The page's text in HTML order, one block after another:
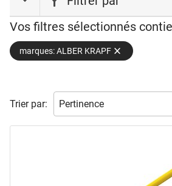
matériel
acier trempé (1)
largeur
5,0 (1)
disponibilité
Vos filtres sélectionnés
marques: ALBER KRAPF
Trier par: